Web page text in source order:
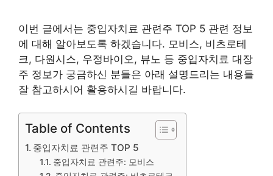
이번 글에서는 중입자치료 관련주 TOP 5 관련 정보
에 대해 알아보도록 하겠습니다. 모비스, 비츠로테
크, 다원시스, 우정바이오, 뷰노 등 중입자치료 대장
주 정보가 궁금하신 분들은 아래 설명드리는 내용들
잘 참고하시어 활용하시길 바랍니다.
Table of Contents
중입자치료 관련주 TOP 5
중입자치료 관련주: 모비스